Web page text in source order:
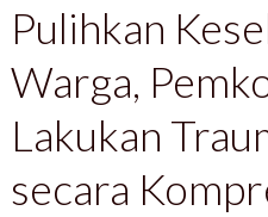
Pulihkan
Warga,
Lakukan
secara